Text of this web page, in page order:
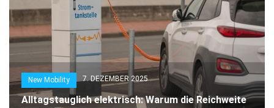
New Mobility 7. DEZEMBER 2025
Alltagstauglich elektrisch: Warum die Reichweite